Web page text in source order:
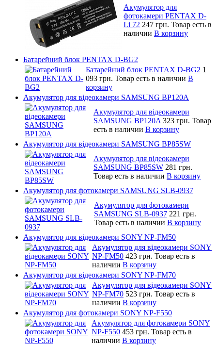
Акумулятор для
фотокамери PENTAX D-
Li 72 247 грн. Товар есть в
наличии В корзину
Батарейний блок PENTAX D-BG2
Батарейний блок PENTAX D-BG2 1
093 грн. Товар есть в наличии В
корзину
Акумулятор для відеокамери SAMSUNG BP120A
Акумулятор для відеокамери
SAMSUNG BP120A 323 грн. Товар
есть в наличии В корзину
Акумулятор для відеокамери SAMSUNG BP85SW
Акумулятор для відеокамери
SAMSUNG BP85SW 281 грн.
Товар есть в наличии В корзину
Акумулятор для фотокамери SAMSUNG SLB-0937
Акумулятор для фотокамери
SAMSUNG SLB-0937 221 грн.
Товар есть в наличии В корзину
Акумулятор для відеокамери SONY NP-FM50
Акумулятор для відеокамери SONY
NP-FM50 423 грн. Товар есть в
наличии В корзину
Акумулятор для відеокамери SONY NP-FM70
Акумулятор для відеокамери SONY
NP-FM70 523 грн. Товар есть в
наличии В корзину
Акумулятор для фотокамери SONY NP-F550
Акумулятор для фотокамери SONY
NP-F550 453 грн. Товар есть в
наличии В корзину